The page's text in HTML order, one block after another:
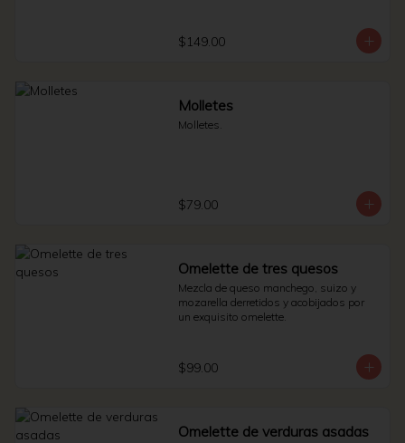
$149.00
Molletes
Molletes.
$79.00
Omelette de tres quesos
Mezcla de queso manchego, suizo y
mozarella derretidos y acobijados por
un exquisito omelette.
$99.00
Omelette de verduras asadas